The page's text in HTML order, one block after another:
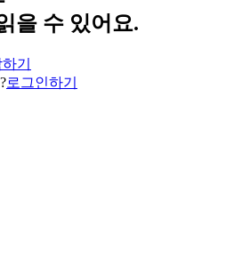
을 수 있어요.
기
로그인하기